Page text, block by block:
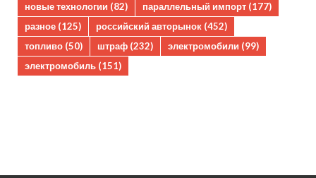
новые технологии (82) параллельный импорт (177)
разное (125) российский авторынок (452)
топливо (50) штраф (232) электромобили (99)
электромобиль (151)